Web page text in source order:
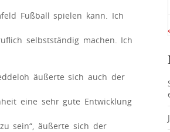
Fußball spielen kann. Ich
selbstständig machen. Ich
äußerte sich auch der
eine sehr gute Entwicklung
sein“, äußerte sich der